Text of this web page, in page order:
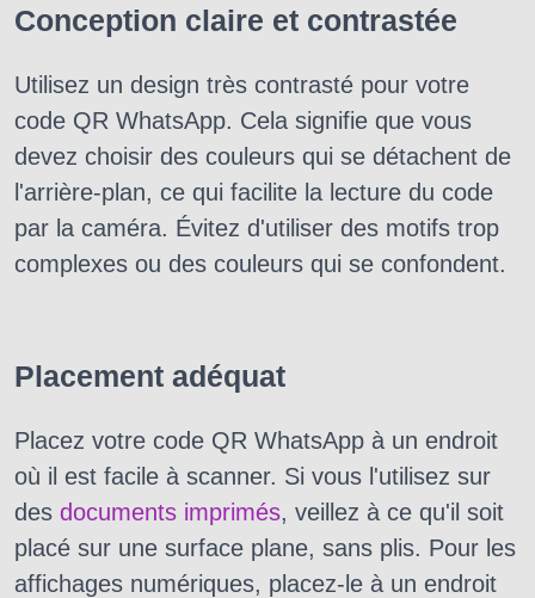
Conception claire et contrastée
Utilisez un design très contrasté pour votre
code QR WhatsApp. Cela signifie que vous
devez choisir des couleurs qui se détachent de
l'arrière-plan, ce qui facilite la lecture du code
par la caméra. Évitez d'utiliser des motifs trop
complexes ou des couleurs qui se confondent.
Placement adéquat
Placez votre code QR WhatsApp à un endroit
où il est facile à scanner. Si vous l'utilisez sur
des documents imprimés, veillez à ce qu'il soit
placé sur une surface plane, sans plis. Pour les
affichages numériques, placez-le à un endroit